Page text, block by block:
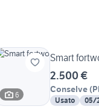
6
Smart
2.500 €
Conselve (
Usato 05/